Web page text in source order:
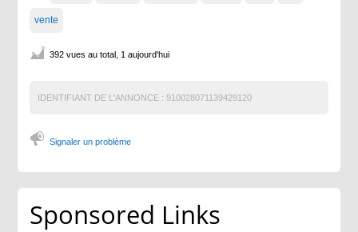
vente
392 vues au total, 1 aujourd'hui
IDENTIFIANT DE L'ANNONCE : 910028071139429120
Signaler un problème
Sponsored Links